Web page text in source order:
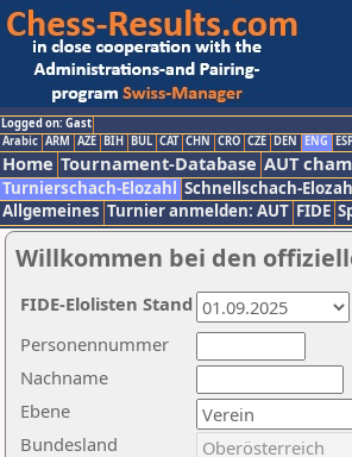
Logged on: Gast
Arabic ARM AZE BIH BUL CAT CHN CRO CZE DEN ENG
Home Tournament-Database AUT
Turnierschach-Elozahl Schnellschach-
Allgemeines Turnier anmelden: AUT FIDE
Willkommen bei den
Nachname
Ebene
Personennummer
Bundesland
FIDE-Elolisten Stand